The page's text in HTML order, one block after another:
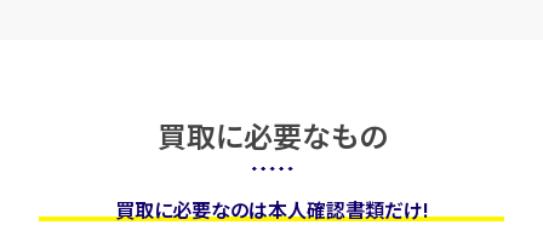
買取に必要なもの
買取に必要なのは本人確認書類だけ!